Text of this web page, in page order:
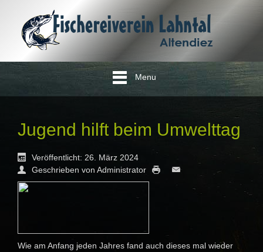
Menu
Jugend hilft beim Umwelttag
Veröffentlicht: 26. März 2024
Geschrieben von Administrator
Wie am Anfang jeden Jahres fand auch dieses mal wieder